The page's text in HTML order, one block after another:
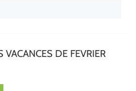
VACANCES DE FEVRIER